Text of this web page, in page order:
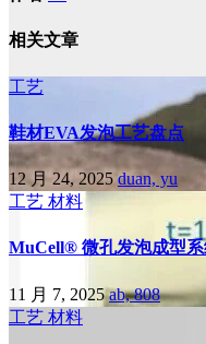
相关文章
工艺
鞋材EVA发泡工艺盘点
12 月 24, 2025 duan, yu
工艺 材料
MuCell® 微孔发泡成型
11 月 7, 2025ab, 808
工艺 材料